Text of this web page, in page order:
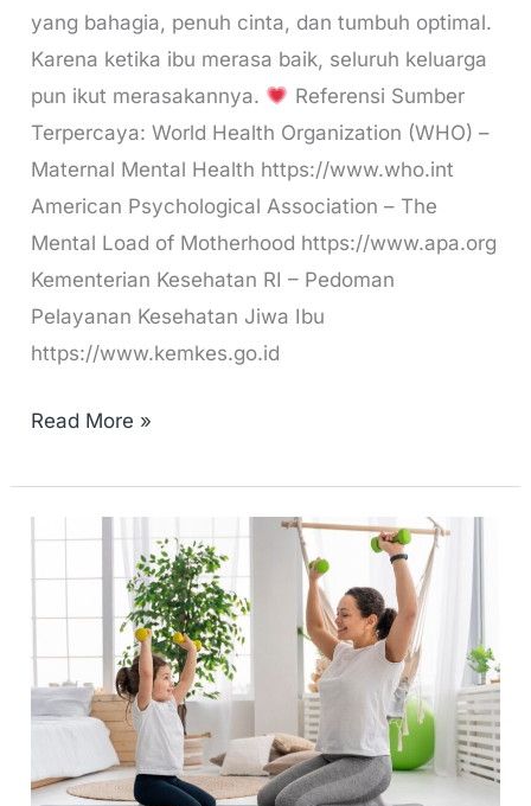
yang bahagia, penuh cinta, dan tumbuh optimal.
Karena ketika ibu merasa baik, seluruh keluarga
pun ikut merasakannya.
Referensi Sumber
Terpercaya: World Health Organization (WHO) –
Maternal Mental Health https://www.who.int
American Psychological Association – The
Mental Load of Motherhood https://www.apa.org
Kementerian Kesehatan RI – Pedoman
Pelayanan Kesehatan Jiwa Ibu
https://www.kemkes.go.id
Read More »
Cara
Mengajarkan
Sehat
Sejak
pada